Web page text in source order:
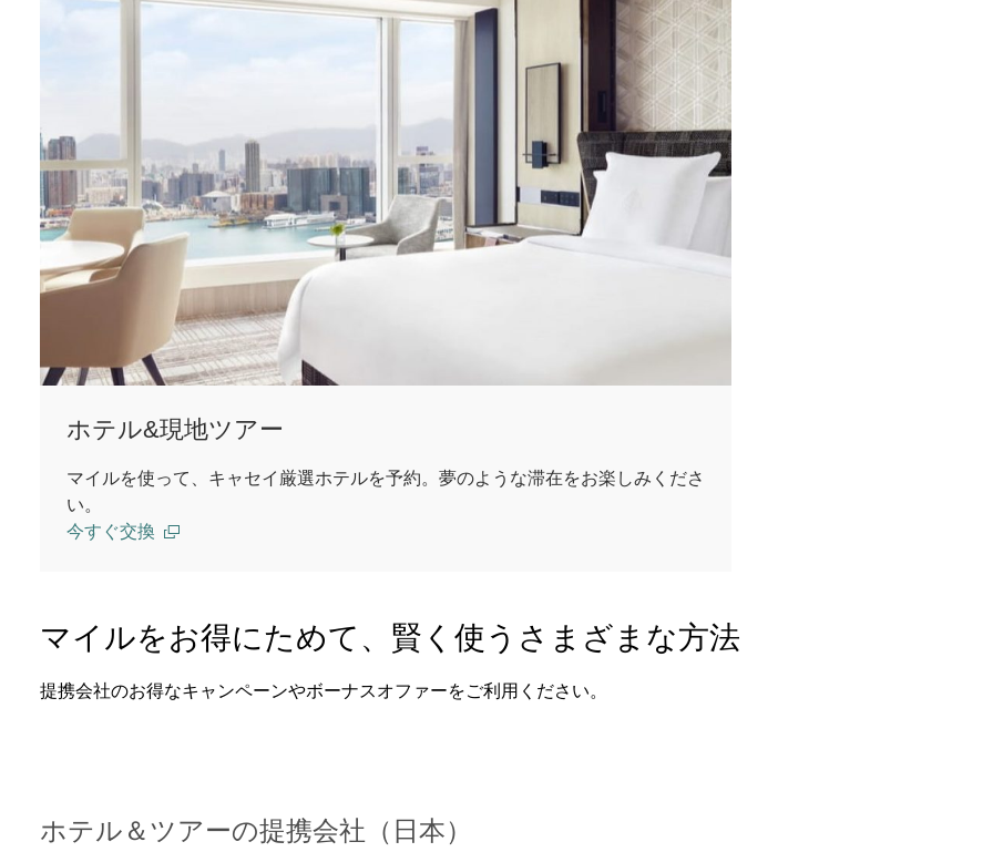
ホテル&現地ツアー
マイルを使って、キャセイ厳選ホテルを予約。夢のような滞在をお楽しみくださ
い。
今すぐ交換
マイルをお得にためて、賢く使うさまざまな方法
提携会社のお得なキャンペーンやボーナスオファーをご利用ください。
ホテル＆ツアーの提携会社（日本）